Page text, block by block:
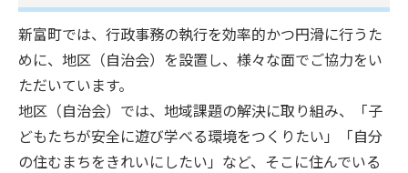
新富町では、行政事務の執行を効率的かつ円滑に行うた
めに、地区（自治会）を設置し、様々な面でご協力をい
ただいています。
地区（自治会）では、地域課題の解決に取り組み、「子
どもたちが安全に遊び学べる環境をつくりたい」「自分
の住むまちをきれいにしたい」など、そこに住んでいる